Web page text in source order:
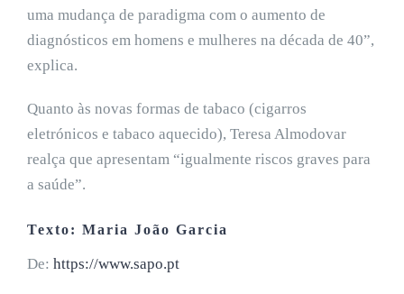
uma mudança de paradigma com o aumento de
diagnósticos em homens e mulheres na década de 40”,
explica.
Quanto às novas formas de tabaco (cigarros
eletrónicos e tabaco aquecido), Teresa Almodovar
realça que apresentam “igualmente riscos graves para
a saúde”.
Texto: Maria João Garcia
De: https://www.sapo.pt